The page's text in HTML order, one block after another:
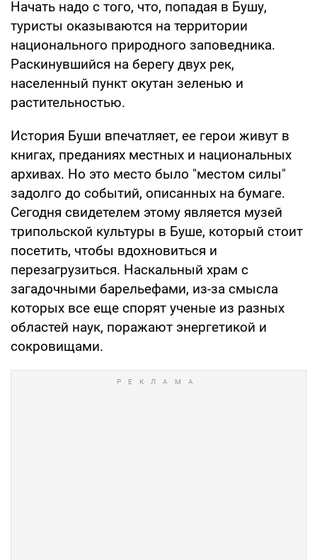
Начать надо с того, что, попадая в Бушу,
туристы оказываются на территории
национального природного заповедника.
Раскинувшийся на берегу двух рек,
населенный пункт окутан зеленью и
растительностью.
История Буши впечатляет, ее герои живут в
книгах, преданиях местных и национальных
архивах. Но это место было "местом силы"
задолго до событий, описанных на бумаге.
Сегодня свидетелем этому является музей
трипольской культуры в Буше, который стоит
посетить, чтобы вдохновиться и
перезагрузиться. Наскальный храм с
загадочными барельефами, из-за смысла
которых все еще спорят ученые из разных
областей наук, поражают энергетикой и
сокровищами.